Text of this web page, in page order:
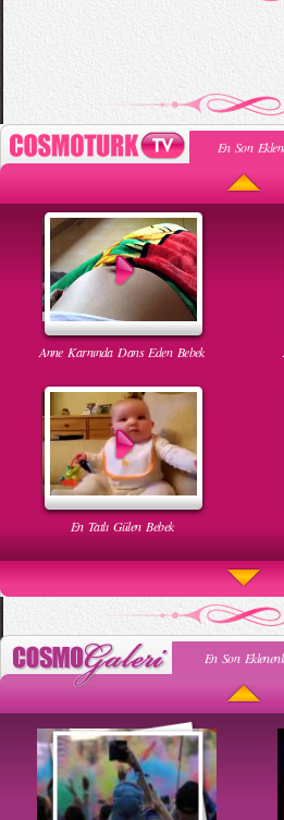
En Son
Anne Karnında Dans Eden Bebek
En Tatlı Gülen Bebek
Uyuyan Bebeğe Gangnam Dinletilirse Ne Olur
En Son